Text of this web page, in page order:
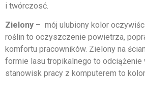
i twórczosć.
Zielony – mój ulubiony kolor
roślin to oczyszczenie powietrza,
komfortu pracowników. Zielony na
formie lasu tropikalnego to odciążenie
stanowisk pracy z komputerem to